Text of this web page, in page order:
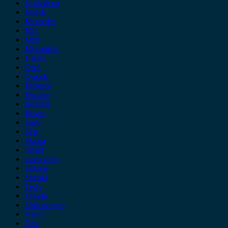
Lynk & co
Mazda
Mercedes
MG
Mini
Mitsubishi
Nissan
Opel
Omoda
Peugeot
Porsche
Renault
Rover
Saab
Seat
Skoda
Smart
ssangyong
Subaru
Suzuki
Tesla
Toyota
Volkswagen
Volvo
Xev